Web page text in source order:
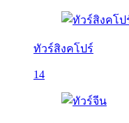
ทัวร์สิงคโปร์
14